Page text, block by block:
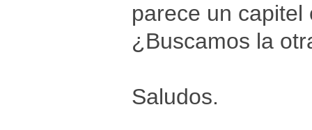
parece un
¿Buscamos la
Saludos.